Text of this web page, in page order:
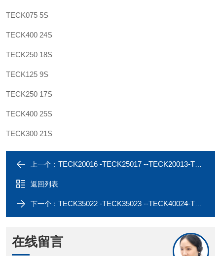
TECK075 5S
TECK400 24S
TECK250 18S
TECK125 9S
TECK250 17S
TECK400 25S
TECK300 21S
上一个： TECK20016 -TECK25017 --TECK20013-TECK20014-TECK20015 NEC戈兰
返回列表
下一个： TECK35022 -TECK35023 --TECK40024-TECK40025-TECK40026 美标戈兰
在线留言